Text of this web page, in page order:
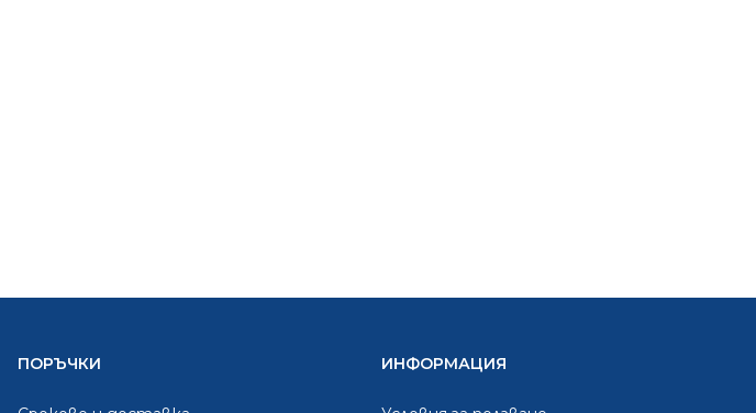
ПОРЪЧКИ ИНФОРМАЦИЯ